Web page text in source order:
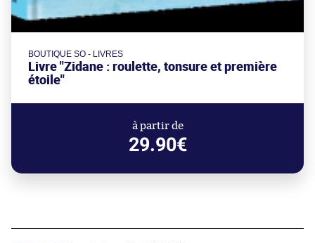
BOUTIQUE SO - LIVRES
Livre "Zidane : roulette, tonsure et première
étoile"
à partir de
29.90€